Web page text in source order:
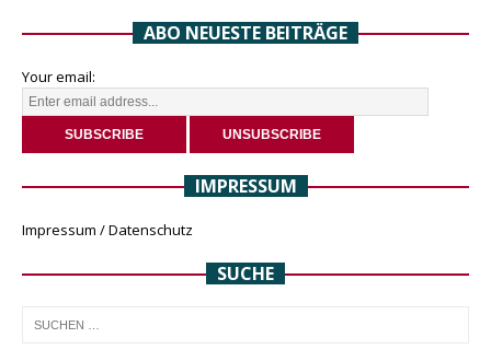
ABO NEUESTE BEITRÄGE
Your email:
IMPRESSUM
Impressum / Datenschutz
SUCHE